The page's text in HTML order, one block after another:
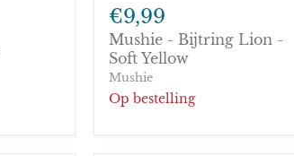
-
Bijtring
Lion
-
Soft
Yellow
€9,99
Mushie - Bijtring Lion -
Soft Yellow
Mushie
Op bestelling